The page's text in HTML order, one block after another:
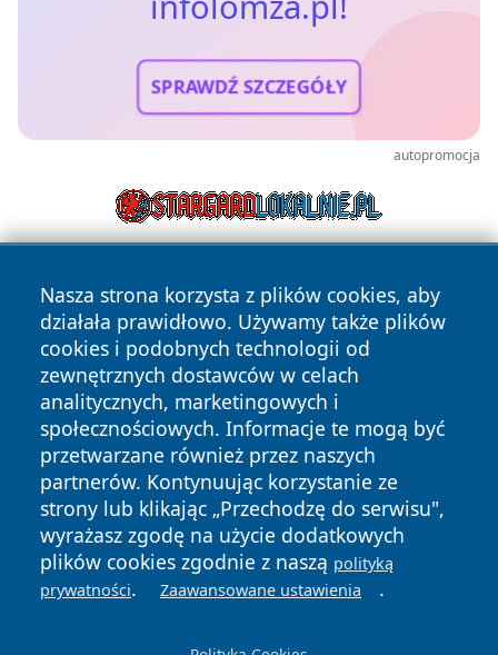
SPRAWDŹ SZCZEGÓŁY
autopromocja
Nasza strona korzysta z plików cookies, aby
działała prawidłowo. Używamy także plików
cookies i podobnych technologii od
zewnętrznych dostawców w celach
analitycznych, marketingowych i
społecznościowych. Informacje te mogą być
przetwarzane również przez naszych
partnerów. Kontynuując korzystanie ze
strony lub klikając „Przechodzę do serwisu",
wyrażasz zgodę na użycie dodatkowych
plików cookies zgodnie z naszą polityką
prywatności. Zaawansowane ustawienia .
Copyright © 2026 infolomza.pl Wszystkie prawa zastrzeżone.
News Autorzy
Polityka
Prywatności
Polityka
Cookies